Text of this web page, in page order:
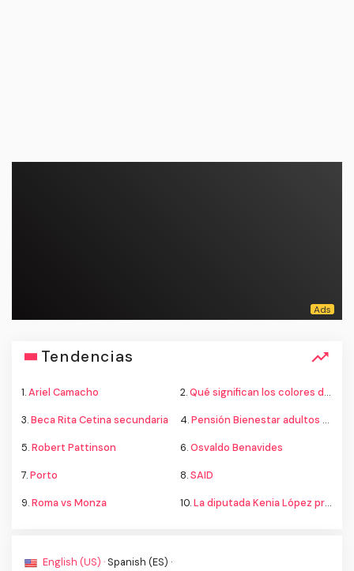
Tendencias
1. Ariel Camacho 2. Qué significan los colores de la bandera
3. Beca Rita Cetina secundaria 4. Pensión Bienestar adultos mayores
5. Robert Pattinson 6. Osvaldo Benavides
7. Porto 8. SAID
9. Roma vs Monza 10. La diputada Kenia López propone cambiar el nombre del país a México
English (US) · Spanish (ES) ·